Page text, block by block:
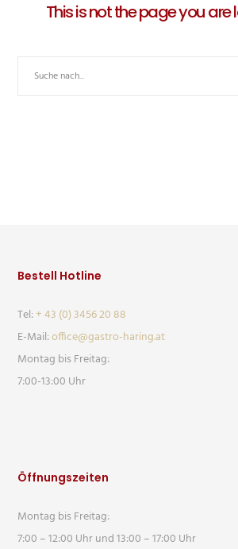
This is not the page you are
Bestell Hotline
Tel:+ 43 (0) 3456 20 88
E-Mail:office@gastro-haring.at
Montag bis Freitag:
7:00-13:00 Uhr
Öffnungszeiten
Montag bis Freitag:
7:00 – 12:00 Uhr und 13:00 – 17:00 Uhr